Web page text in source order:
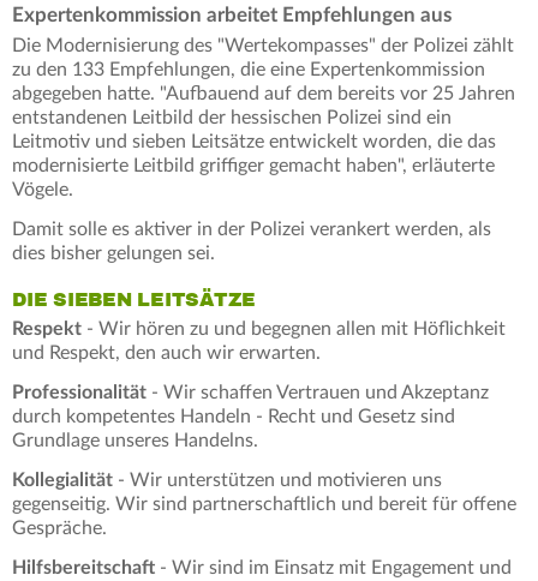
Expertenkommission arbeitet Empfehlungen aus
Die Modernisierung des "Wertekompasses" der Polizei zählt
zu den 133 Empfehlungen, die eine Expertenkommission
abgegeben hatte. "Aufbauend auf dem bereits vor 25 Jahren
entstandenen Leitbild der hessischen Polizei sind ein
Leitmotiv und sieben Leitsätze entwickelt worden, die das
modernisierte Leitbild griffiger gemacht haben", erläuterte
Vögele.
Damit solle es aktiver in der Polizei verankert werden, als
dies bisher gelungen sei.
DIE SIEBEN LEITSÄTZE
Respekt - Wir hören zu und begegnen allen mit Höflichkeit
und Respekt, den auch wir erwarten.
Professionalität - Wir schaffen Vertrauen und Akzeptanz
durch kompetentes Handeln - Recht und Gesetz sind
Grundlage unseres Handelns.
Kollegialität - Wir unterstützen und motivieren uns
gegenseitig. Wir sind partnerschaftlich und bereit für offene
Gespräche.
Hilfsbereitschaft - Wir sind im Einsatz mit Engagement und